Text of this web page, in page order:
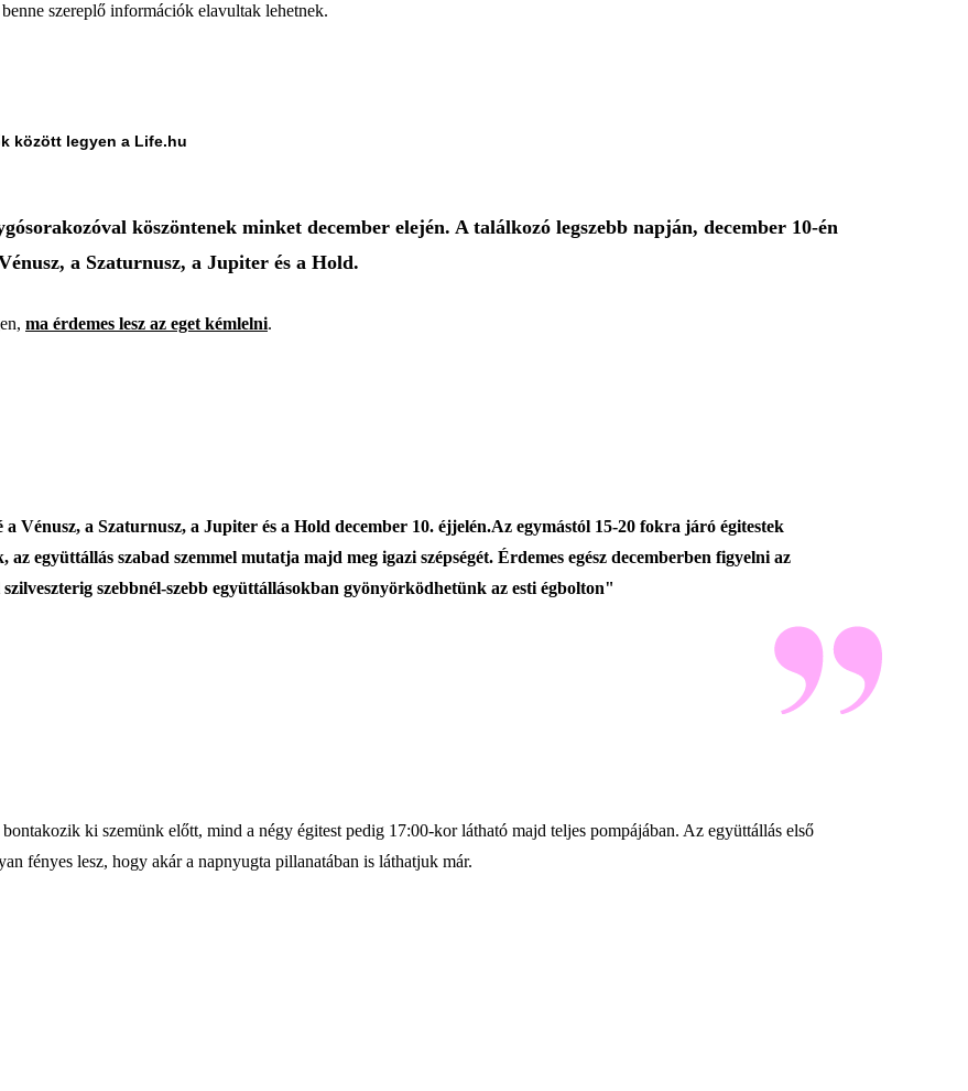
szereplő információk elavultak lehetnek.
között legyen a Life.hu
köszöntenek minket december elején. A találkozó legszebb napján, december 10-én
a Szaturnusz, a Jupiter és a Hold.
ma érdemes lesz az eget kémlelni.
Vénusz, a Szaturnusz, a Jupiter és a Hold december 10. éjjelén.Az egymástól 15-20 fokra járó égitestek
az együttállás szabad szemmel mutatja majd meg igazi szépségét. Érdemes egész decemberben figyelni az
szebbnél-szebb együttállásokban gyönyörködhetünk az esti égbolton"
ki szemünk előtt, mind a négy égitest pedig 17:00-kor látható majd teljes pompájában. Az együttállás első
fényes lesz, hogy akár a napnyugta pillanatában is láthatjuk már.